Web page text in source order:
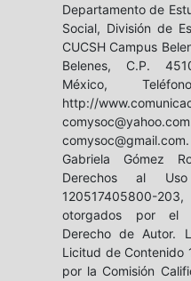
Departamento de
Social, División de
CUCSH Campus
Belenes, C.P.
México,
http://
Gabriela Gómez
Derechos al
120517405800-
otorgados por el
Derecho de Autor.
Licitud de Contenido
por la Comisión